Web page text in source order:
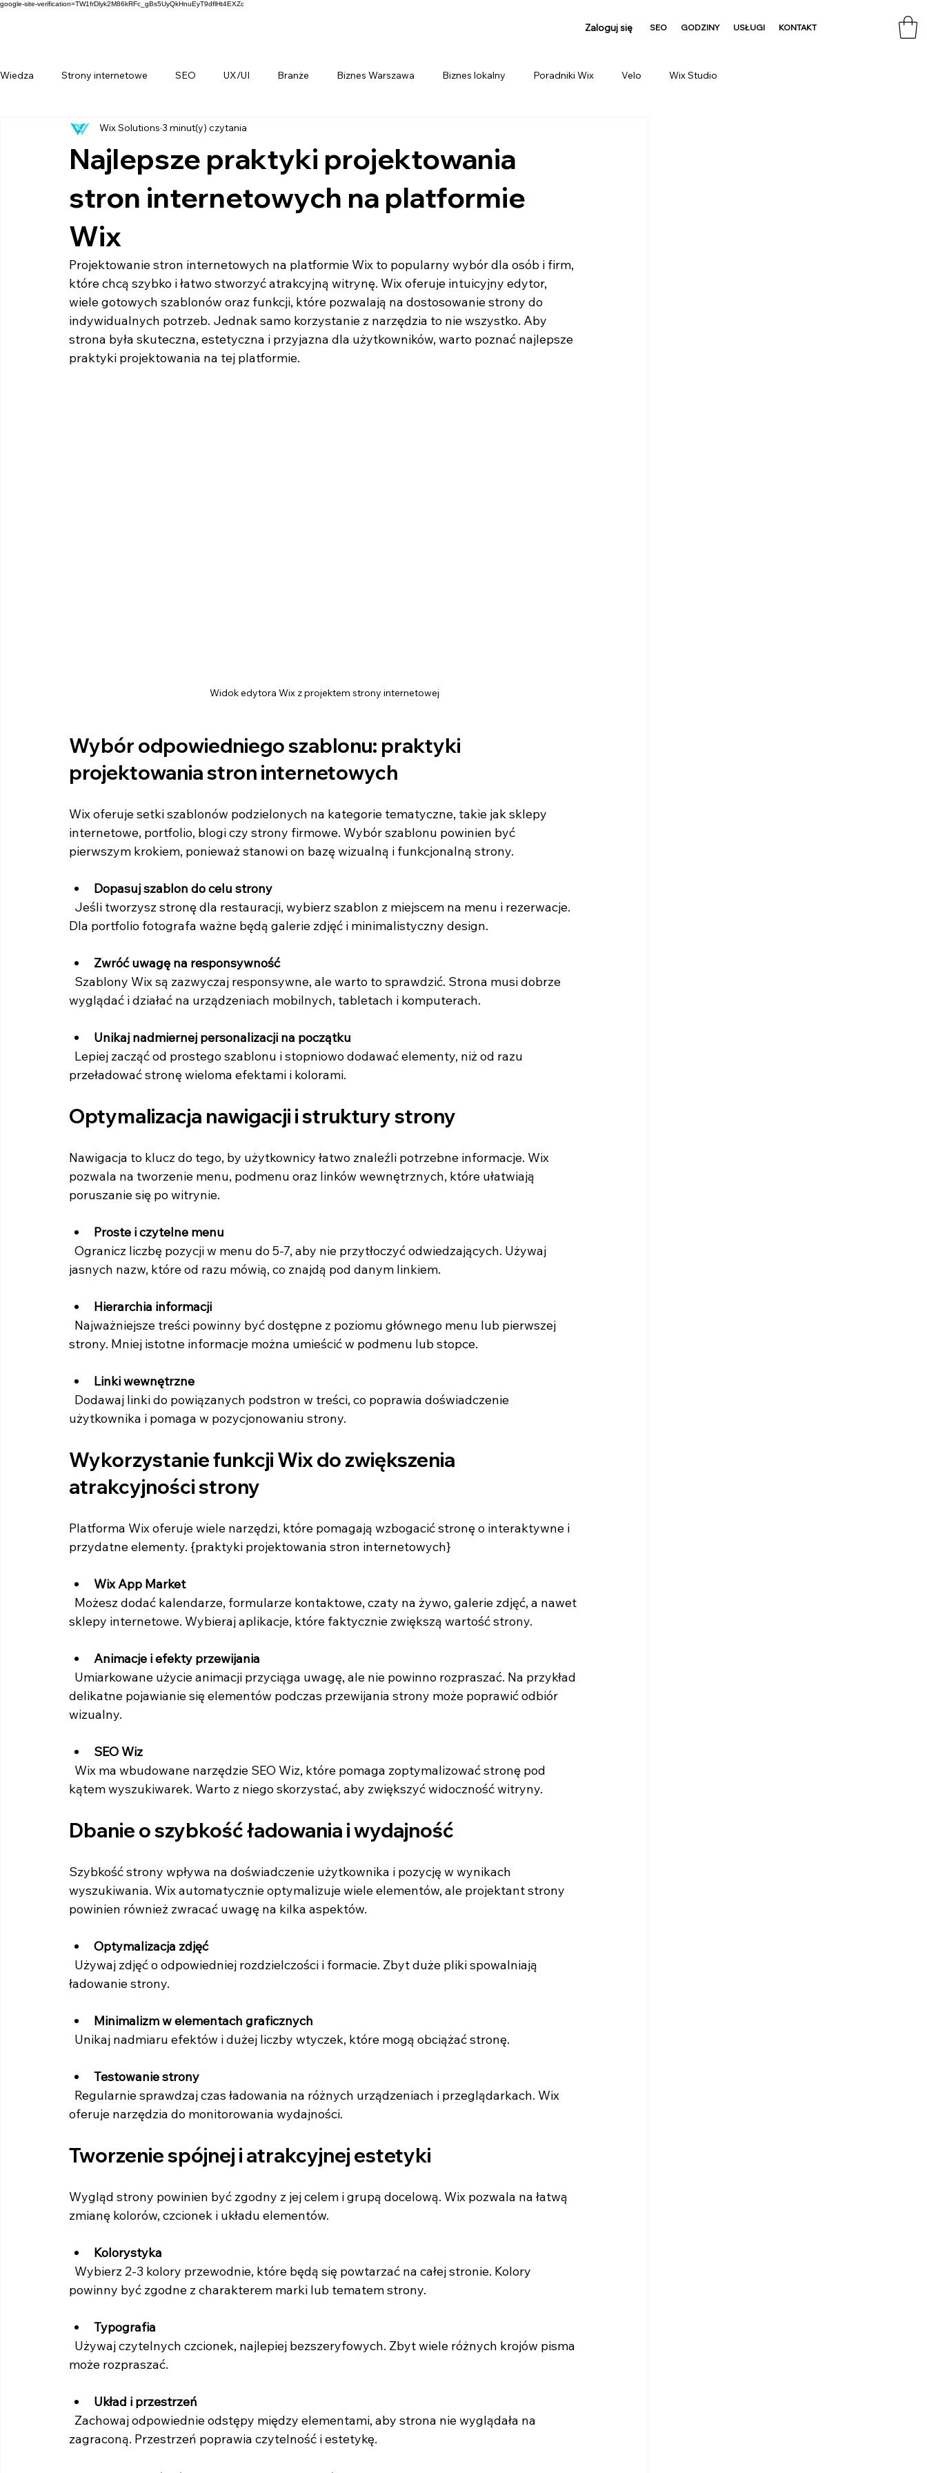
google-site-verification=TW1frDlyk2M86kRFc_gBs5UyQkHnuEyT9dflHt4EXZc
Zaloguj się SEO GODZINY USŁUGI KONTAKT
Wiedza Strony internetowe SEO UX/UI Branże Biznes Warszawa Biznes lokalny Poradniki Wix Velo Wix Studio
Najlepsze praktyki projektowania
stron internetowych na platformie
Wix
Wix Solutions 3 minut(y) czytania
Projektowanie stron internetowych na platformie Wix to popularny wybór dla osób i firm,
które chcą szybko i łatwo stworzyć atrakcyjną witrynę. Wix oferuje intuicyjny edytor,
wiele gotowych szablonów oraz funkcji, które pozwalają na dostosowanie strony do
indywidualnych potrzeb. Jednak samo korzystanie z narzędzia to nie wszystko. Aby
strona była skuteczna, estetyczna i przyjazna dla użytkowników, warto poznać najlepsze
praktyki projektowania na tej platformie.
Widok edytora Wix z projektem strony internetowej
Wybór odpowiedniego szablonu: praktyki
projektowania stron internetowych
Wix oferuje setki szablonów podzielonych na kategorie tematyczne, takie jak sklepy
internetowe, portfolio, blogi czy strony firmowe. Wybór szablonu powinien być
pierwszym krokiem, ponieważ stanowi on bazę wizualną i funkcjonalną strony.
Dopasuj szablon do celu strony
Dla portfolio fotografa ważne będą galerie zdjęć i minimalistyczny design.
Zwróć uwagę na responsywność
wyglądać i działać na urządzeniach mobilnych, tabletach i komputerach.
Unikaj nadmiernej personalizacji na początku
przeładować stronę wieloma efektami i kolorami.
Optymalizacja nawigacji i struktury strony
Nawigacja to klucz do tego, by użytkownicy łatwo znaleźli potrzebne informacje. Wix
pozwala na tworzenie menu, podmenu oraz linków wewnętrznych, które ułatwiają
poruszanie się po witrynie.
Proste i czytelne menu
jasnych nazw, które od razu mówią, co znajdą pod danym linkiem.
Hierarchia informacji
strony. Mniej istotne informacje można umieścić w podmenu lub stopce.
Linki wewnętrzne
użytkownika i pomaga w pozycjonowaniu strony.
Wykorzystanie funkcji Wix do zwiększenia
atrakcyjności strony
Platforma Wix oferuje wiele narzędzi, które pomagają wzbogacić stronę o interaktywne i
przydatne elementy. {praktyki projektowania stron internetowych}
Wix App Market
sklepy internetowe. Wybieraj aplikacje, które faktycznie zwiększą wartość strony.
Animacje i efekty przewijania
delikatne pojawianie się elementów podczas przewijania strony może poprawić odbiór
wizualny.
SEO Wiz
kątem wyszukiwarek. Warto z niego skorzystać, aby zwiększyć widoczność witryny.
Dbanie o szybkość ładowania i wydajność
Szybkość strony wpływa na doświadczenie użytkownika i pozycję w wynikach
wyszukiwania. Wix automatycznie optymalizuje wiele elementów, ale projektant strony
powinien również zwracać uwagę na kilka aspektów.
Optymalizacja zdjęć
ładowanie strony.
Minimalizm w elementach graficznych
  Unikaj nadmiaru efektów i dużej liczby wtyczek, które mogą obciążać stronę.
Testowanie strony
oferuje narzędzia do monitorowania wydajności.
Tworzenie spójnej i atrakcyjnej estetyki
Wygląd strony powinien być zgodny z jej celem i grupą docelową. Wix pozwala na łatwą
zmianę kolorów, czcionek i układu elementów.
Kolorystyka
powinny być zgodne z charakterem marki lub tematem strony.
Typografia
może rozpraszać.
Układ i przestrzeń
zagraconą. Przestrzeń poprawia czytelność i estetykę.